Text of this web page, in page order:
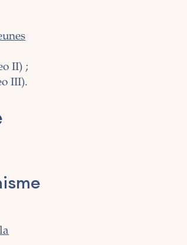
II) ;
III).